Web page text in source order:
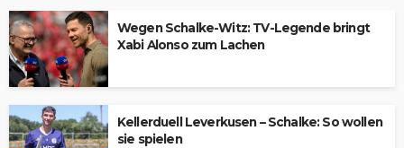
Wegen Schalke-Witz: TV-Legende bringt
Xabi Alonso zum Lachen
Kellerduell Leverkusen – Schalke: So wollen
sie spielen